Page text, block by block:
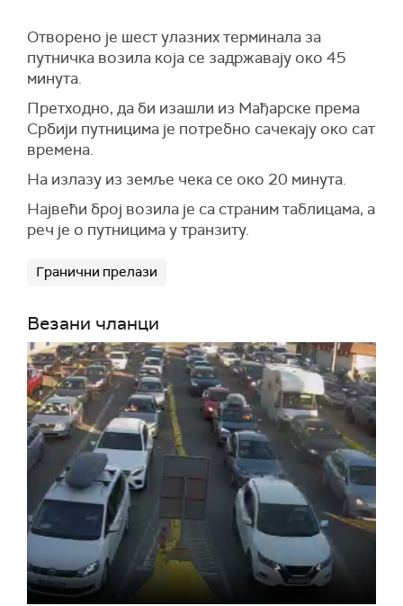
Oтворено је шест улазних терминала за
путничка возила која се задржавају око 45
минута.
Претходно, да би изашли из Мађарске према
Србији путницима је потребно сачекају око сат
времена.
На излазу из земље чека се око 20 минута.
Највећи број возила је са страним таблицама, а
реч је о путницима у транзиту.
Гранични прелази
Везани чланци